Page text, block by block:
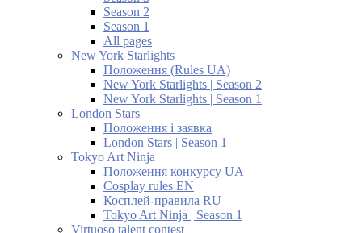
Season 2
Season 1
All pages
New York Starlights
Положення (Rules UA)
New York Starlights | Season 2
New York Starlights | Season 1
London Stars
Положення і заявка
London Stars | Season 1
Tokyo Art Ninja
Положення конкурсу UA
Cosplay rules EN
Косплей-правила RU
Tokyo Art Ninja | Season 1
Virtuoso talent contest